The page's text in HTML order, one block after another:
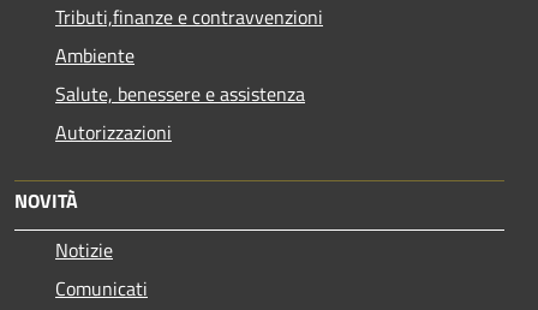
Tributi,finanze e contravvenzioni
Ambiente
Salute, benessere e assistenza
Autorizzazioni
NOVITÀ
Notizie
Comunicati